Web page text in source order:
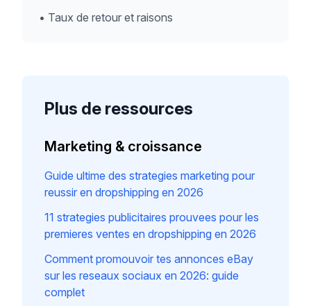
• Taux de retour et raisons
Plus de ressources
Marketing & croissance
Guide ultime des strategies marketing pour
reussir en dropshipping en 2026
11 strategies publicitaires prouvees pour les
premieres ventes en dropshipping en 2026
Comment promouvoir tes annonces eBay
sur les reseaux sociaux en 2026: guide
complet